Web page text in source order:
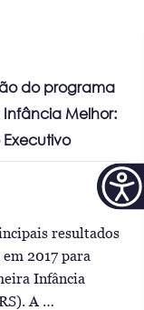
do programa
Infância Melhor:
Executivo
resultados
2017 para
Infância
A …